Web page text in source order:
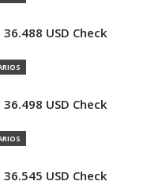
USD Check
USD Check
USD Check